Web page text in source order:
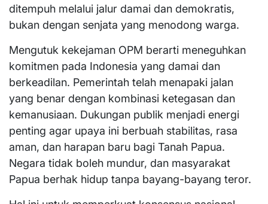
ditempuh melalui jalur damai dan demokratis,
bukan dengan senjata yang menodong warga.
Mengutuk kekejaman OPM berarti meneguhkan
komitmen pada Indonesia yang damai dan
berkeadilan. Pemerintah telah menapaki jalan
yang benar dengan kombinasi ketegasan dan
kemanusiaan. Dukungan publik menjadi energi
penting agar upaya ini berbuah stabilitas, rasa
aman, dan harapan baru bagi Tanah Papua.
Negara tidak boleh mundur, dan masyarakat
Papua berhak hidup tanpa bayang-bayang teror.